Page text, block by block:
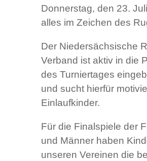
Donnerstag, den 23.
alles im Zeichen des
Der Niedersächsische
Verband ist aktiv in die
des Turniertages
und sucht hierfür
Einlaufkinder.
Für die Finalspiele der
und Männer haben
unseren Vereinen die